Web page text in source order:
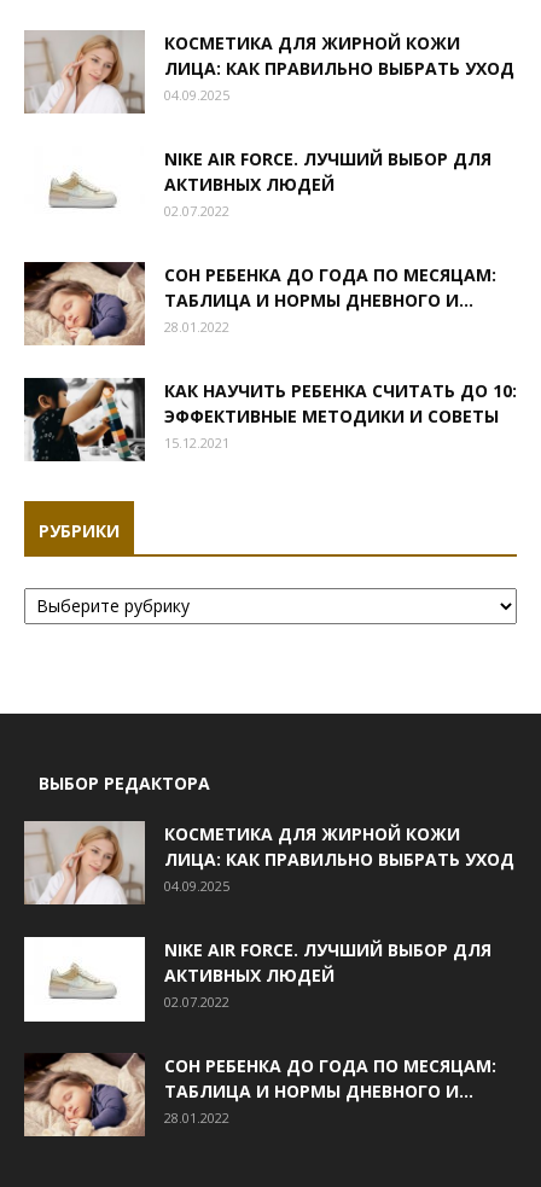
КОСМЕТИКА ДЛЯ ЖИРНОЙ КОЖИ
ЛИЦА: КАК ПРАВИЛЬНО ВЫБРАТЬ УХОД
04.09.2025
NIKE AIR FORCE. ЛУЧШИЙ ВЫБОР ДЛЯ
АКТИВНЫХ ЛЮДЕЙ
02.07.2022
СОН РЕБЕНКА ДО ГОДА ПО МЕСЯЦАМ:
ТАБЛИЦА И НОРМЫ ДНЕВНОГО И...
28.01.2022
КАК НАУЧИТЬ РЕБЕНКА СЧИТАТЬ ДО 10:
ЭФФЕКТИВНЫЕ МЕТОДИКИ И СОВЕТЫ
15.12.2021
РУБРИКИ
Рубрики
ВЫБОР РЕДАКТОРА
КОСМЕТИКА ДЛЯ ЖИРНОЙ КОЖИ
ЛИЦА: КАК ПРАВИЛЬНО ВЫБРАТЬ УХОД
04.09.2025
NIKE AIR FORCE. ЛУЧШИЙ ВЫБОР ДЛЯ
АКТИВНЫХ ЛЮДЕЙ
02.07.2022
СОН РЕБЕНКА ДО ГОДА ПО МЕСЯЦАМ:
ТАБЛИЦА И НОРМЫ ДНЕВНОГО И...
28.01.2022